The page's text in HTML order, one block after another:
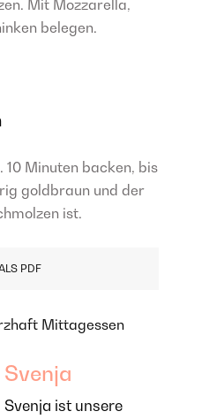
Mit Mozzarella,
belegen.
10 Minuten backen, bis
goldbraun und der
ist.
PDF
Mittagessen
Svenja
Svenja ist unsere